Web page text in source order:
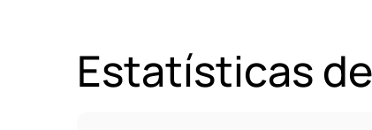
Estatísticas